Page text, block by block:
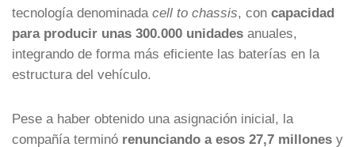
tecnología denominada cell to chassis, con capacidad
para producir unas 300.000 unidades anuales,
integrando de forma más eficiente las baterías en la
estructura del vehículo.
Pese a haber obtenido una asignación inicial, la
compañía terminó renunciando a esos 27,7 millones y